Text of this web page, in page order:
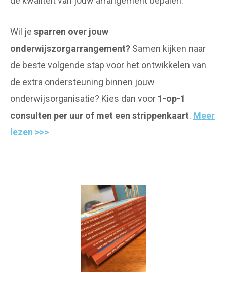
Wil je sparren over jouw
onderwijszorgarrangement? Samen kijken naar
de beste volgende stap voor het ontwikkelen van
de extra ondersteuning binnen jouw
onderwijsorganisatie? Kies dan voor 1-op-1
consulten per uur of met een strippenkaart. Meer
lezen >>>